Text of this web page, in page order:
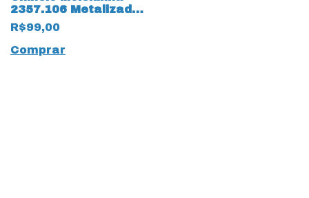
2357.106 Metalizado
Premium 17518
Dourado
R$99,00
Comprar